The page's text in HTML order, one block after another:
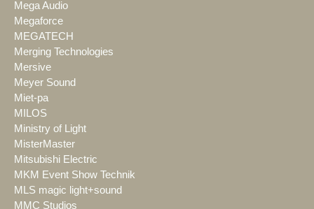
Mega Audio
Megaforce
MEGATECH
Merging Technologies
Mersive
Meyer Sound
Miet-pa
MILOS
Ministry of Light
MisterMaster
Mitsubishi Electric
MKM Event Show Technik
MLS magic light+sound
MMC Studios